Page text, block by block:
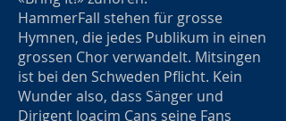
HammerFall stehen für grosse
Hymnen, die jedes Publikum in einen
grossen Chor verwandelt. Mitsingen
ist bei den Schweden Pflicht. Kein
Wunder also, dass Sänger und
Dirigent Joacim Cans seine Fans